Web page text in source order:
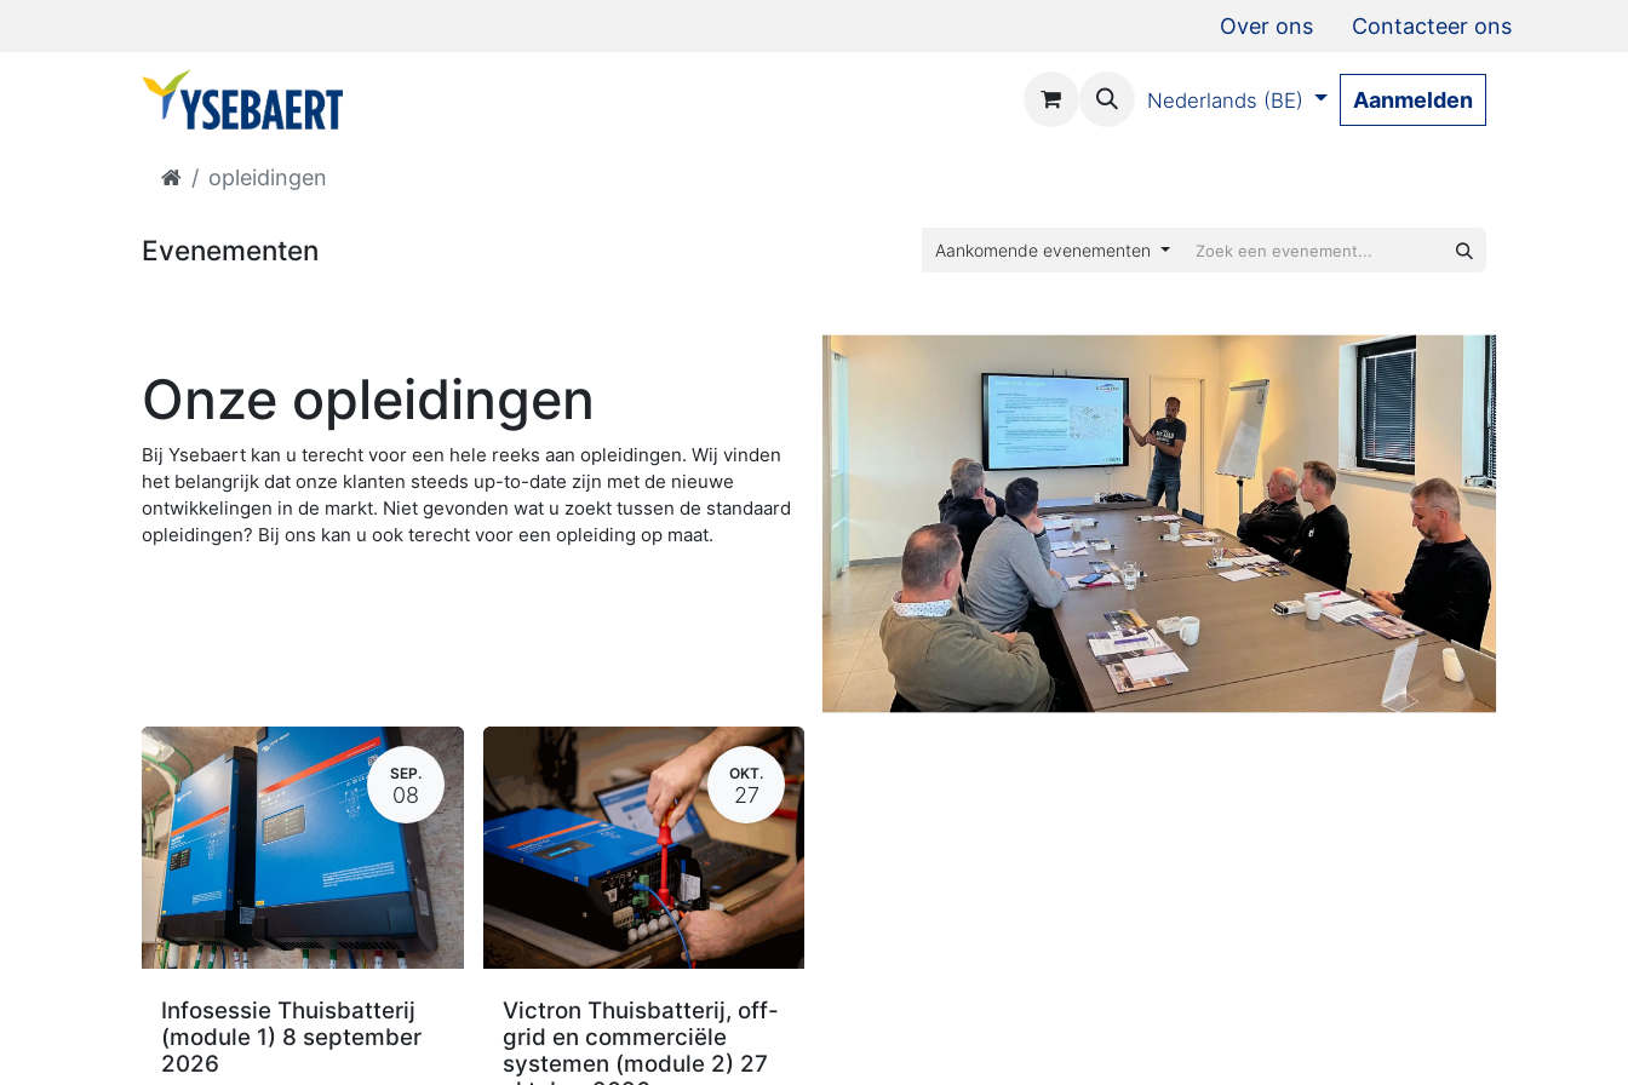
Over ons Contacteer ons
Nederlands (BE) Aanmelden
opleidingen
Evenementen Aankomende evenementen
Onze opleidingen
Bij Ysebaert kan u terecht voor een hele reeks aan opleidingen. Wij vinden
het belangrijk dat onze klanten steeds up-to-date zijn met de nieuwe
ontwikkelingen in de markt. Niet gevonden wat u zoekt tussen de standaard
opleidingen? Bij ons kan u ook terecht voor een opleiding op maat.
SEP.
08
Infosessie Thuisbatterij
(module 1) 8 september
2026
OKT.
27
Victron Thuisbatterij, off-
grid en commerciële
systemen (module 2) 27